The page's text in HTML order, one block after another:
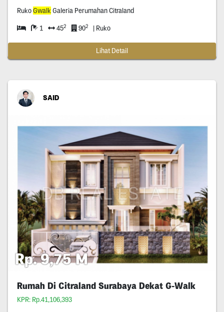
RukoGwalk Galeria Perumahan Citraland
1 452 902 | Ruko
Lihat Detail
SAID
Rp. 9,75 M
Rumah Di Citraland Surabaya Dekat G-Walk
KPR: Rp.41,106,393